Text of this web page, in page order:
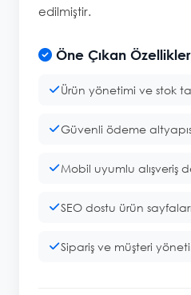
edilmiştir.
Öne Çıkan Özellikler
Ürün yönetimi ve stok
Güvenli ödeme
Mobil uyumlu alışveriş
SEO dostu ürün sayfaları
Sipariş ve müşteri